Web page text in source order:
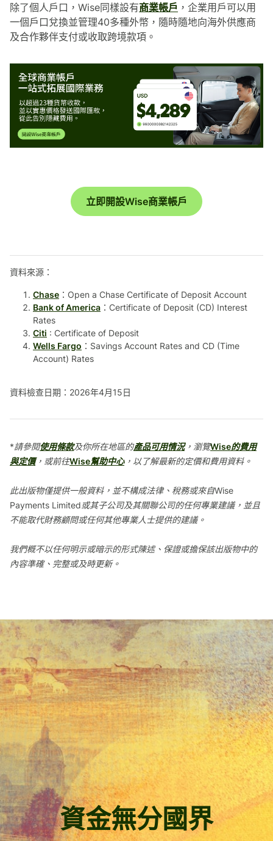
除了個人戶口，Wise同樣設有商業帳戶 ，企業用戶可以用
一個戶口兌換並管理40多種外幣，隨時隨地向海外供應商
及合作夥伴支付或收取跨境款項。
立即開設Wise商業帳戶
資料來源：
Chase ：Open a Chase Certificate of Deposit Account
Bank of America ：Certificate of Deposit (CD) Interest
Rates
Citi : Certificate of Deposit
Wells Fargo ：Savings Account Rates and CD (Time
Account) Rates
資料檢查日期：2026年4月15日
*請參閱使用條款及你所在地區的產品可用情況，瀏覽Wise的費用
與定價，或前往Wise幫助中心，以了解最新的定價和費用資料。
此出版物僅提供一般資料，並不構成法律、稅務或來自Wise
Payments Limited或其子公司及其關聯公司的任何專業建議，並且
不能取代財務顧問或任何其他專業人士提供的建議。
我們概不以任何明示或暗示的形式陳述、保證或擔保該出版物中的
內容準確、完整或及時更新。
資金無分國界